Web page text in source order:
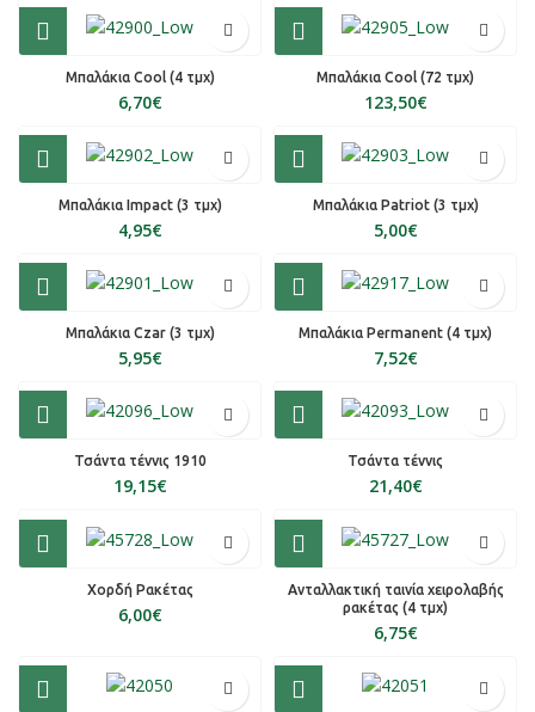
Μπαλάκια Cool (4 τμχ)
€
Μπαλάκια Cool (72 τμχ)
€
Μπαλάκια Impact (3 τμχ)
€
Μπαλάκια Patriot (3 τμχ)
€
Μπαλάκια Czar (3 τμχ)
€
Μπαλάκια Permanent (4 τμχ)
€
Τσάντα τέννις 1910
€
Τσάντα τέννις
€
Χορδή Ρακέτας
€
Ανταλλακτική ταινία χειρολαβής
ρακέτας (4 τμχ)
€